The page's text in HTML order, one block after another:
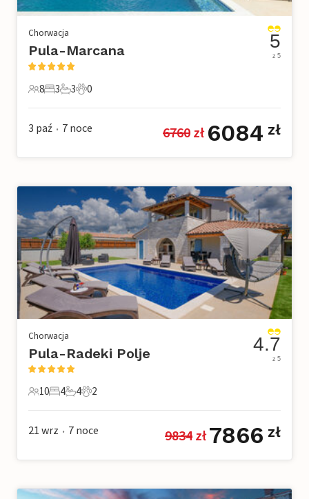
Chorwacja
Pula-Marcana
8 Goście
8
3 Sypialnie
3
3 Łazienki
3
0 Zwierzęta domowe
0
5
z 5
3 paź • 7 noce 6760 zł 6084 zł
Chorwacja
Pula-Radeki Polje
10 Goście
10
4 Sypialnie
4
4 Łazienki
4
2 Zwierzęta domowe
2
4.7
z 5
21 wrz • 7 noce 9834 zł 7866 zł